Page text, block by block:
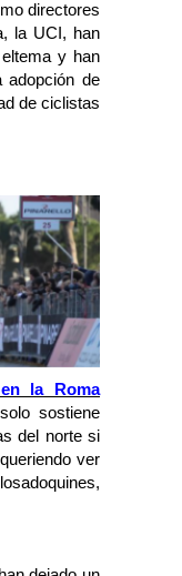
directores
la UCI, han
y han
adopción de
de ciclistas
la Roma
sostiene
del norte si
ver